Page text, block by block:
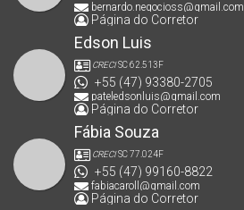
bernardo.negocioss@gmail.com
Página do Corretor
Edson Luis
CRECISC 62.513F
+55 (47) 93380-2705
pateledsonluis@gmail.com
Página do Corretor
Fábia Souza
CRECISC 77.024F
+55 (47) 99160-8822
fabiacaroll@gmail.com
Página do Corretor